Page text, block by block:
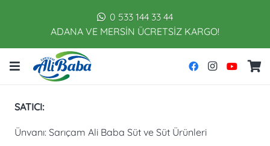
0 533 144 33 44
ADANA VE MERSİN ÜCRETSİZ KARGO!
SATICI:
Ünvanı: Sarıçam Ali Baba Süt ve Süt Ürünleri